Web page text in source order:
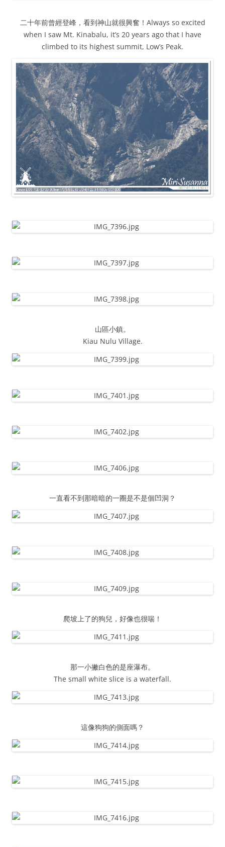
二十年前曾經登峰，看到神山就很興奮！Always so excited
when I saw Mt. Kinabalu, it’s 20 years ago that I have
climbed to its highest summit, Low’s Peak.
山區小鎮。
Kiau Nulu Village.
一直看不到那暗暗的一圈是不是個凹洞？
爬坡上了的狗兒，好像也很喘！
那一小撇白色的是座瀑布。
The small white slice is a waterfall.
這像狗狗的側面嗎？